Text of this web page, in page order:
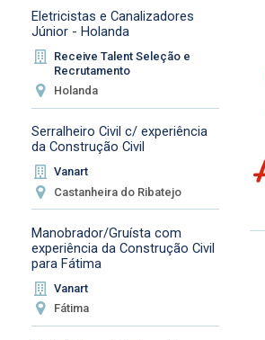
Eletricistas e Canalizadores
Júnior - Holanda
Receive Talent Seleção e
Recrutamento
Holanda
Serralheiro Civil c/ experiência
da Construção Civil
Vanart
Castanheira do Ribatejo
Manobrador/Gruísta com
experiência da Construção Civil
para Fátima
Vanart
Fátima